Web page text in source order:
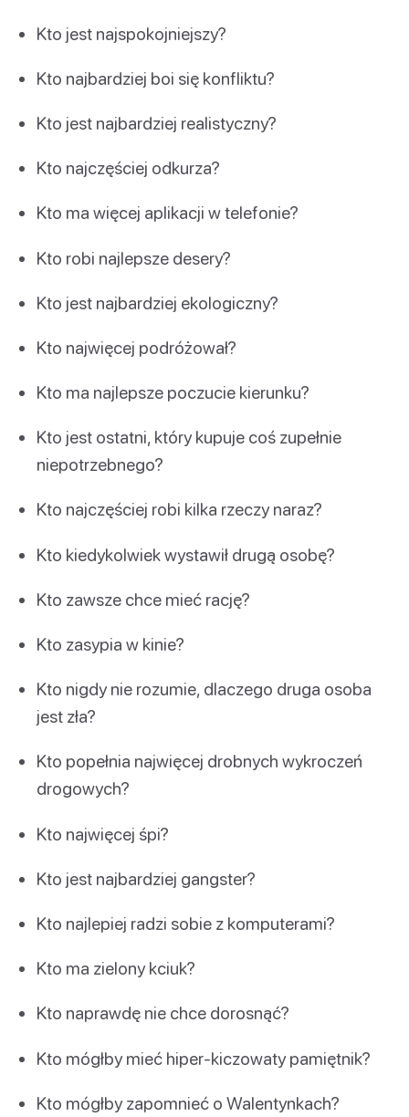
Kto jest najspokojniejszy?
Kto najbardziej boi się konfliktu?
Kto jest najbardziej realistyczny?
Kto najczęściej odkurza?
Kto ma więcej aplikacji w telefonie?
Kto robi najlepsze desery?
Kto jest najbardziej ekologiczny?
Kto najwięcej podróżował?
Kto ma najlepsze poczucie kierunku?
Kto jest ostatni, który kupuje coś zupełnie
niepotrzebnego?
Kto najczęściej robi kilka rzeczy naraz?
Kto kiedykolwiek wystawił drugą osobę?
Kto zawsze chce mieć rację?
Kto zasypia w kinie?
Kto nigdy nie rozumie, dlaczego druga osoba
jest zła?
Kto popełnia najwięcej drobnych wykroczeń
drogowych?
Kto najwięcej śpi?
Kto jest najbardziej gangster?
Kto najlepiej radzi sobie z komputerami?
Kto ma zielony kciuk?
Kto naprawdę nie chce dorosnąć?
Kto mógłby mieć hiper-kiczowaty pamiętnik?
Kto mógłby zapomnieć o Walentynkach?